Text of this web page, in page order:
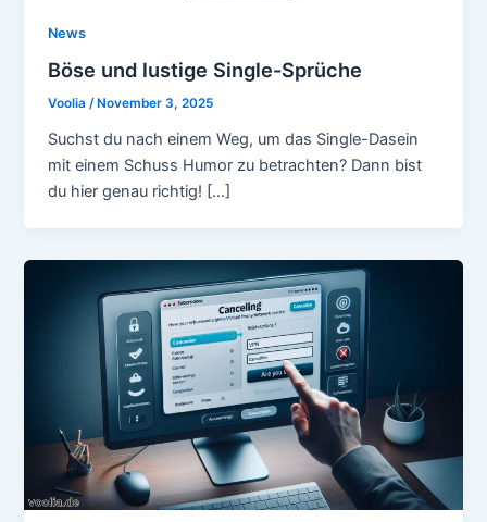
News
Böse und lustige Single-Sprüche
Voolia/ November 3, 2025
Suchst du nach einem Weg, um das Single-Dasein
mit einem Schuss Humor zu betrachten? Dann bist
du hier genau richtig! […]